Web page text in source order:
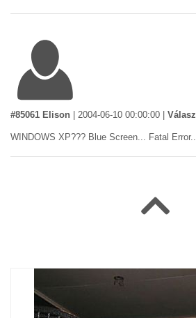
#85061 Elison 2004-06-10 00:00:00 Válasz
WINDOWS XP??? Blue Screen... Fatal Error...